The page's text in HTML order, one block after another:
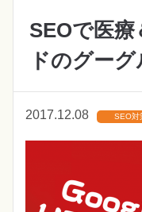
SEOで医療
ドのグー
2017.12.08 SEO対